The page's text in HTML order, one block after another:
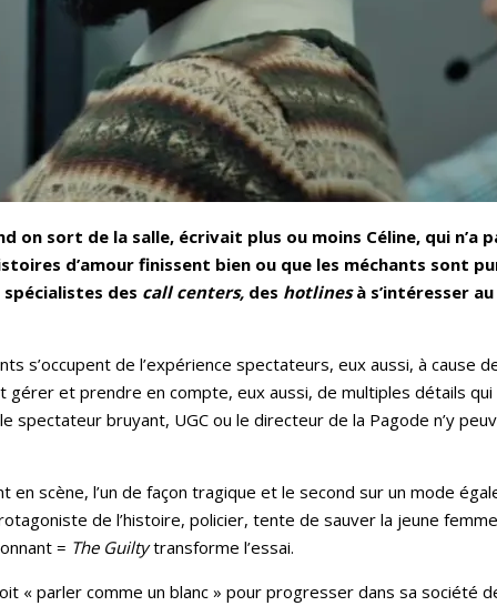
on sort de la salle, écrivait plus ou moins Céline, qui n’a
d’amour finissent bien ou que les méchants sont
des call centers, des hotlinesà s’intéresser
s’occupent de l’expérience spectateurs, eux aussi, à cause
et prendre en compte, eux aussi, de multiples détails
spectateur bruyant, UGC ou le directeur de la Pagode n’y
scène, l’un de façon tragique et le second sur un mode
de l’histoire, policier, tente de sauver la jeune
= The Guiltytransforme l’essai.
« parler comme un blanc » pour progresser dans sa